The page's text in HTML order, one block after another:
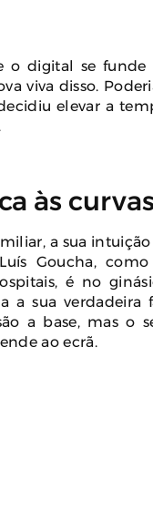
o digital se
viva disso.
elevar a
às
a sua
Goucha,
é no
a sua verdadeira
a base, mas o
ao ecrã.